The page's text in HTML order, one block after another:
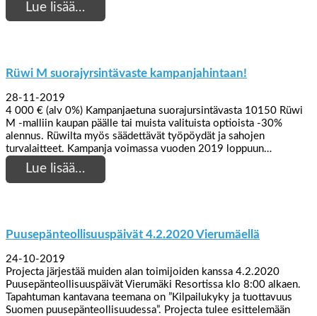
Lue lisää…
Rüwi M suorajyrsintävaste kampanjahintaan!
28-11-2019
4 000 € (alv 0%) Kampanjaetuna suorajursintävasta 10150 Rüwi
M -malliin kaupan päälle tai muista valituista optioista -30%
alennus. Rüwilta myös säädettävät työpöydät ja sahojen
turvalaitteet. Kampanja voimassa vuoden 2019 loppuun…
Lue lisää…
Puusepänteollisuuspäivät 4.2.2020 Vierumäellä
24-10-2019
Projecta järjestää muiden alan toimijoiden kanssa 4.2.2020
Puusepänteollisuuspäivät Vierumäki Resortissa klo 8:00 alkaen.
Tapahtuman kantavana teemana on ”Kilpailukyky ja tuottavuus
Suomen puusepänteollisuudessa”. Projecta tulee esittelemään